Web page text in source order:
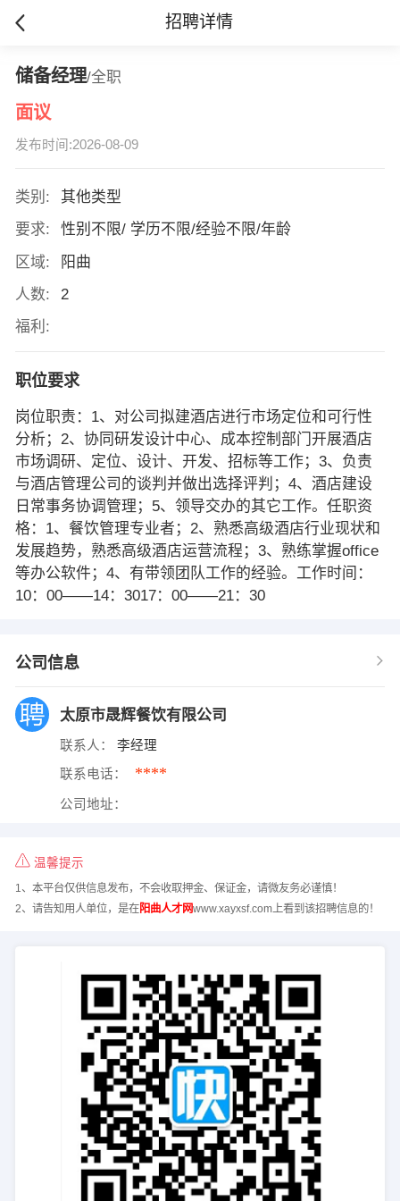
招聘详情
储备经理/全职
面议
发布时间:2026-08-09
类别:
其他类型
要求:
性别不限/ 学历不限/经验不限/年龄
区域:
阳曲
人数:
2
福利:
职位要求
岗位职责：1、对公司拟建酒店进行市场定位和可行性
分析；2、协同研发设计中心、成本控制部门开展酒店
市场调研、定位、设计、开发、招标等工作；3、负责
与酒店管理公司的谈判并做出选择评判；4、酒店建设
日常事务协调管理；5、领导交办的其它工作。任职资
格：1、餐饮管理专业者；2、熟悉高级酒店行业现状和
发展趋势，熟悉高级酒店运营流程；3、熟练掌握office
等办公软件；4、有带领团队工作的经验。工作时间：
10：00——14：3017：00——21：30
公司信息
太原市晟辉餐饮有限公司
联系人： 李经理
联系电话： ****
公司地址：
温馨提示
1、本平台仅供信息发布，不会收取押金、保证金，请微友务必谨慎！
2、请告知用人单位，是在阳曲人才网www.xayxsf.com上看到该招聘信息的！